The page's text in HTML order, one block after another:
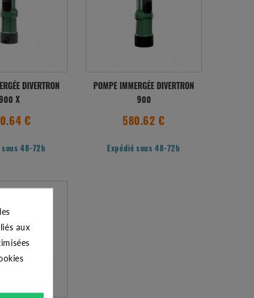
DIVERTRON
X
€
sous 48-72h
POMPE IMMERGÉE DIVERTRON
900
580.62 €
Expédié sous 48-72h
aux